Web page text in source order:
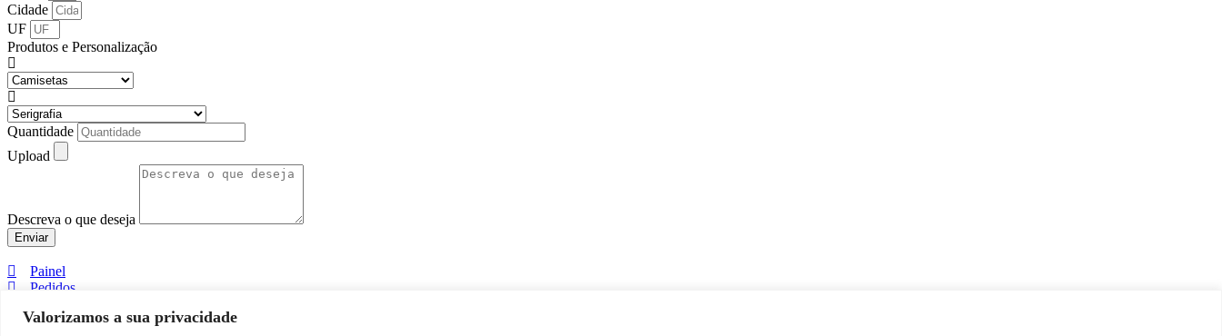
Valorizamos a sua privacidade
Cidade
UF
Produtos e Personalização
Quantidade
Upload
Descreva o que deseja
Enviar
Painel
Pedidos
Detalhes da Conta